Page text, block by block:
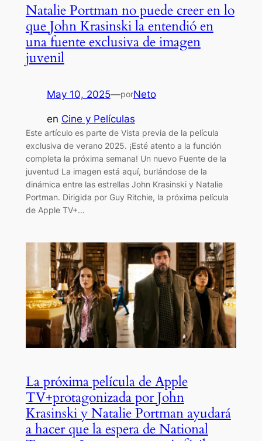
Natalie Portman no puede creer en lo
que John Krasinski la entendió en
una fuente exclusiva de imagen
juvenil
May 10, 2025—porNeto
en Cine y Películas
Este artículo es parte de Vista previa de la película
exclusiva de verano 2025. ¡Esté atento a la función
completa la próxima semana! Un nuevo Fuente de la
juventud La imagen está aquí, burlándose de la
dinámica entre las estrellas John Krasinski y Natalie
Portman. Dirigida por Guy Ritchie, la próxima película
de Apple TV+…
La próxima película de Apple
TV+protagonizada por John
Krasinski y Natalie Portman ayudará
a hacer que la espera de National